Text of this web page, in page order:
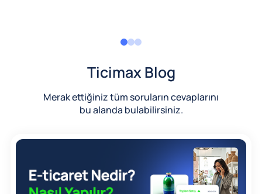
Ticimax Blog
Merak ettiğiniz tüm soruların cevaplarını
bu alanda bulabilirsiniz.